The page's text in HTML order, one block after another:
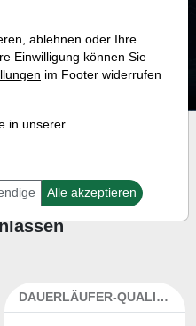
der unglücklichst agierende Trader
sein.
Oil & Gas
DAUERLÄUFER-QUALITÄTEN
ablehnen oder Ihre
Einwilligung können Sie
im Footer widerrufen
in unserer
Alle akzeptieren